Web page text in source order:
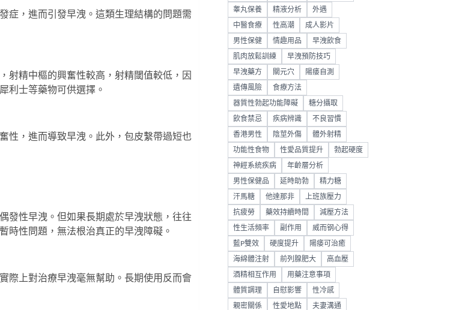
症，進而引發早洩。這類生理結構的問題需
射精中樞的興奮性較高，射精閾值較低，因
犀利士等藥物可供選擇。
性，進而導致早洩。此外，包皮繫帶過短也
發性早洩。但如果長期處於早洩狀態，往往
時性問題，無法根治真正的早洩障礙。
際上對治療早洩毫無幫助。長期使用反而會
睾丸保養 精液分析 外遇
中醫食療 性高潮 成人影片
男性保健 情趣用品 早洩飲食
肌肉放鬆訓練 早洩預防技巧
早洩藥方 關元穴 陽痿自測
遺傳風險 食療方法
器質性勃起功能障礙 糖分攝取
飲食禁忌 疾病辨識 不良習慣
香港男性 陰莖外傷 體外射精
功能性食物 性愛品質提升 勃起硬度
神經系統疾病 年齡層分析
男性保健品 延時助勃 精力糖
汗馬糖 他達那非 上班族壓力
抗疲勞 藥效持續時間 減壓方法
性生活頻率 副作用 威而钢心得
藍P雙效 硬度提升 陽痿可治癒
海綿體注射 前列腺肥大 高血壓
酒精相互作用 用藥注意事項
體質調理 自慰影響 性冷感
親密關係 性愛地點 夫妻溝通